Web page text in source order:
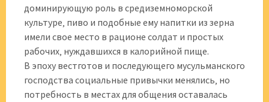
доминирующую роль в средиземноморской
культуре‚ пиво и подобные ему напитки из зерна
имели свое место в рационе солдат и простых
рабочих‚ нуждавшихся в калорийной пище.
В эпоху вестготов и последующего мусульманского
господства социальные привычки менялись‚ но
потребность в местах для общения оставалась